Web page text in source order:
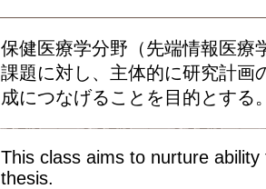
保健医療学分野（先端情報医療
課題に対し、主体的に研究計画
成につなげることを目的とする
This class aims to nurture
thesis.